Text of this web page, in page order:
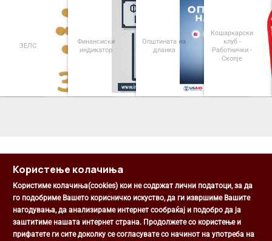
ЗЕЛС
Финансиски
индикатор
Општината на
дланка
Кошаркарски
клуб -
Работнички -
Скопје
Општина Центар
Михаил Цоков бр. 1, Скопје
Користење колачиња
Користиме колачиња(cookies) кои не содржат лични податоци, за да
го подобриме Вашето корисничко искуство, да ги извршиме Вашите
нагодувања, да анализираме интернет сообраќај и подобро да ја
заштитиме нашата интернет страна. Продолжете со користење и
прифатете ги сите доколку се согласувате со начинот на употреба на